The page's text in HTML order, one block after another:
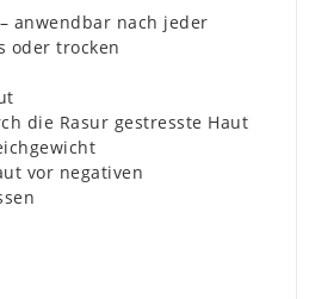
anwendbar nach jeder
oder trocken
die Rasur gestresste Haut
vor negativen